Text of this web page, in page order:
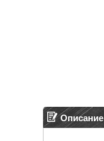
Описание